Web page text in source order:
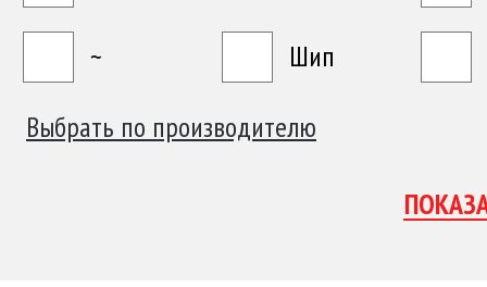
~
Шип
Выбрать по производителю